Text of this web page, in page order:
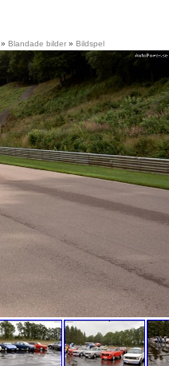
» Blandade bilder » Bildspel